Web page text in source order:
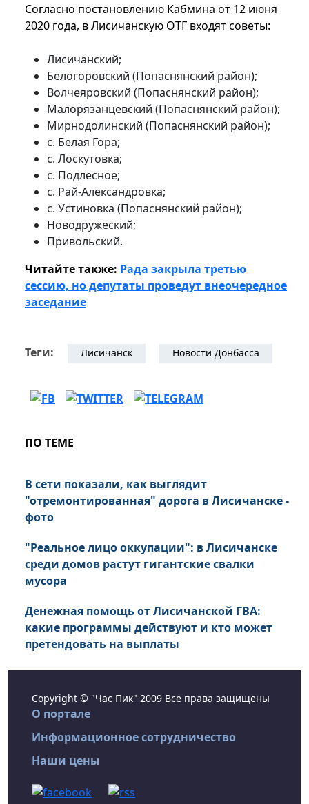
Согласно постановлению Кабмина от 12 июня
2020 года, в Лисичанскую ОТГ входят советы:
Лисичанский;
Белогоровский (Попаснянский район);
Волчеяровский (Попаснянский район);
Малорязанцевский (Попаснянский район);
Мирнодолинский (Попаснянский район);
с. Белая Гора;
с. Лоскутовка;
с. Подлесное;
с. Рай-Александровка;
с. Устиновка (Попаснянский район);
Новодружеский;
Привольский.
Читайте также: Рада закрыла третью
сессию, но депутаты проведут внеочередное
заседание
Теги: Лисичанск Новости Донбасса
ПО ТЕМЕ
В сети показали, как выглядит
"отремонтированная" дорога в Лисичанске -
фото
"Реальное лицо оккупации": в Лисичанске
среди домов растут гигантские свалки
мусора
Денежная помощь от Лисичанской ГВА:
какие программы действуют и кто может
претендовать на выплаты
Copyright © "Час Пик" 2009 Все права защищены
О портале
Информационное сотрудничество
Наши цены